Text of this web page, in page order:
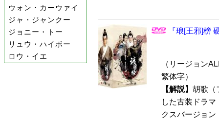
ウォン・カーウァイ
ジャ・ジャンクー
ジョニー・トー
リュウ・ハイボー
ロウ・イエ
『琅[王邪]榜
（リージョン
繁体字）
【解説】 胡歌（
した古装ドラ
クスバージョ